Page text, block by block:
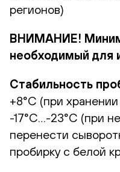
регионов)
ВНИМАНИЕ!
необходимый для
Стабильность
+8°С (при
-17°С…-23°С (при
перенести
пробирку с белой